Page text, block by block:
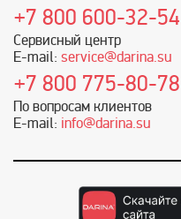
+7 800 600-32-54
Сервисный центр
E-mail: service@darina.su
+7 800 775-80-78
По вопросам клиентов
E-mail: info@darina.su